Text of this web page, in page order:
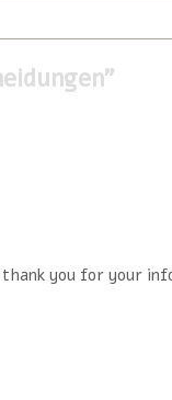
”
you for your